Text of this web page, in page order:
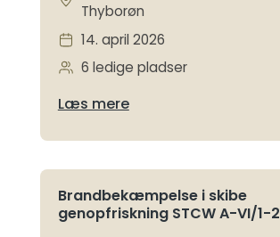
Thyborøn
14. april 2026
6 ledige pladser
Læs mere
Brandbekæmpelse i skibe
genopfriskning STCW A-VI/1-2